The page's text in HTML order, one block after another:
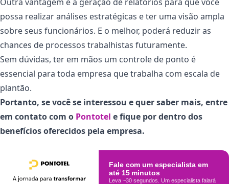
possa realizar análises estratégicas e ter uma visão ampla
sobre seus funcionários. E o melhor, poderá reduzir as
chances de processos trabalhistas futuramente.
Sem dúvidas, ter em mãos um controle de ponto é
essencial para toda empresa que trabalha com escala de
plantão.
Portanto, se você se interessou e quer saber mais, entre
em contato com o Pontotel e fique por dentro dos
benefícios oferecidos pela empresa.
Fale com um especialista em
até 15 minutos
Leva ~30 segundos. Um especialista falará